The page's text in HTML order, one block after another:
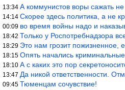
13:34 А коммунистов воры сажать
14:14 Скорее здесь политика, а не
00:09 во время войны надо и
18:42 Только у Роспотребнадзора
18:29 Это нам грозит пожизненное, если
18:15 Опять начались
18:10 А с каких это пор
13:47 Да никой ответственности.
09:45 Тюменцам сочувствие!